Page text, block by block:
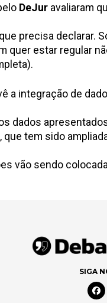
DeJur avaliaram
precisa
estar regular
.
a integração de
dados
tem sido
vão sendo
SIGA